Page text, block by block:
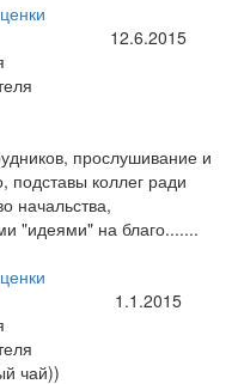
12.6.2015
прослушивание и
подставы коллег ради
начальства,
"идеями" на благо.......
1.1.2015
чай))